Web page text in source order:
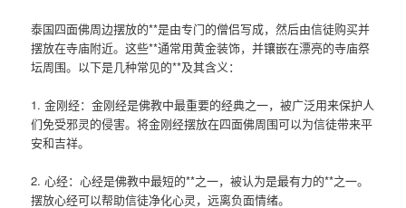
泰国四面佛周边摆放的**是由专门的僧侣写成，然后由信徒购买并
摆放在寺庙附近。这些**通常用黄金装饰，并镶嵌在漂亮的寺庙祭
坛周围。以下是几种常见的**及其含义：
1. 金刚经：金刚经是佛教中最重要的经典之一，被广泛用来保护人
们免受邪灵的侵害。将金刚经摆放在四面佛周围可以为信徒带来平
安和吉祥。
2. 心经：心经是佛教中最短的**之一，被认为是最有力的**之一。
摆放心经可以帮助信徒净化心灵，远离负面情绪。